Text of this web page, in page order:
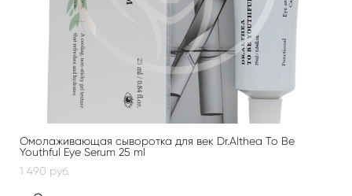
Омолаживающая сыворотка для век Dr.Althea To Be
Youthful Eye Serum 25 ml
1 490 pуб.